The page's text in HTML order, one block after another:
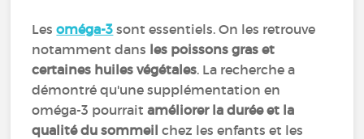
Lesoméga-3 sont essentiels. On les retrouve
notamment dans les poissons gras et
certaines huiles végétales. La recherche a
démontré qu'une supplémentation en
oméga-3 pourraitaméliorer la durée et la
qualité du sommeil chez les enfants et les